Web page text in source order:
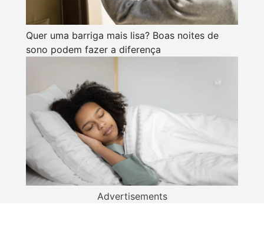
Quer uma barriga mais lisa? Boas noites de
sono podem fazer a diferença
Advertisements